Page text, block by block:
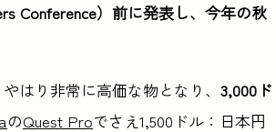
Conference）前に発表し、今年の秋
はり非常に高価な物となり、 3,000ド
のQuest Proでさえ1,500ドル：日本円